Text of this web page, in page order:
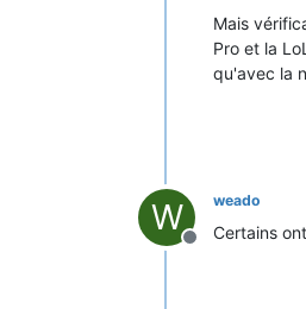
Mais
Pro et la
qu'avec la
W
Offline
weado
Certains